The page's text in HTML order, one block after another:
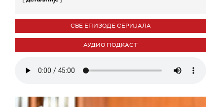
СВЕ ЕПИЗОДЕ СЕРИЈАЛА
АУДИО ПОДКАСТ